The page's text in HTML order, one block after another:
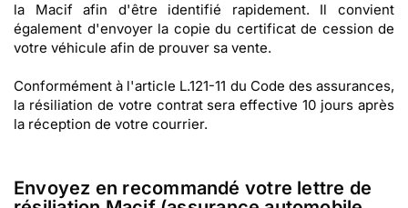
la Macif afin d'être identifié rapidement. Il convient
également d'envoyer la copie du certificat de cession de
votre véhicule afin de prouver sa vente.
Conformément à l'article L.121-11 du Code des assurances,
la résiliation de votre contrat sera effective 10 jours après
la réception de votre courrier.
Envoyez en recommandé votre lettre de